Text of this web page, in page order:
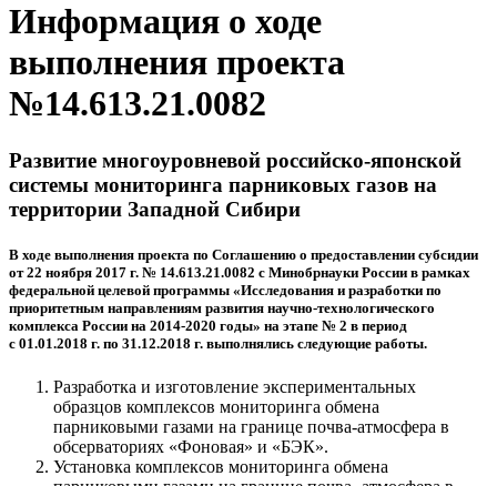
Информация о ходе
выполнения проекта
№14.613.21.0082
Развитие многоуровневой российско-японской
системы мониторинга парниковых газов на
территории Западной Сибири
В ходе выполнения проекта по Соглашению о предоставлении субсидии
от 22 ноября 2017 г. № 14.613.21.0082 с Минобрнауки России в рамках
федеральной целевой программы «Исследования и разработки по
приоритетным направлениям развития научно-технологического
комплекса России на 2014-2020 годы» на этапе № 2 в период
с 01.01.2018 г. по 31.12.2018 г. выполнялись следующие работы.
Разработка и изготовление экспериментальных
образцов комплексов мониторинга обмена
парниковыми газами на границе почва-атмосфера в
обсерваториях «Фоновая» и «БЭК».
Установка комплексов мониторинга обмена